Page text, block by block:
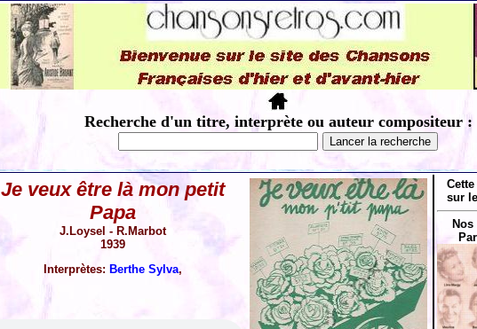
Recherche d'un titre, interprète ou auteur compositeur :
Je veux être là mon petit
Papa
J.Loysel - R.Marbot
1939
Interprètes: Berthe Sylva,
sur